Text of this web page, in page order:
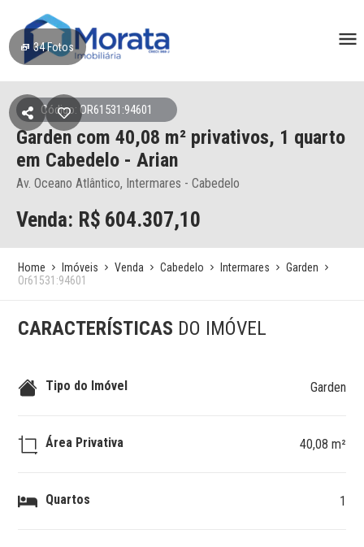
34Fotos
Código: OR61531:94601
Garden com 40,08 m² privativos, 1 quarto
em Cabedelo - Arian
Av. Oceano Atlântico, Intermares - Cabedelo
Venda: R$ 604.307,10
Home Imóveis Venda Cabedelo Intermares
Garden
Or61531:94601
CARACTERÍSTICAS DO IMÓVEL
Tipo do Imóvel Garden
Área Privativa 40,08 m²
Quartos 1